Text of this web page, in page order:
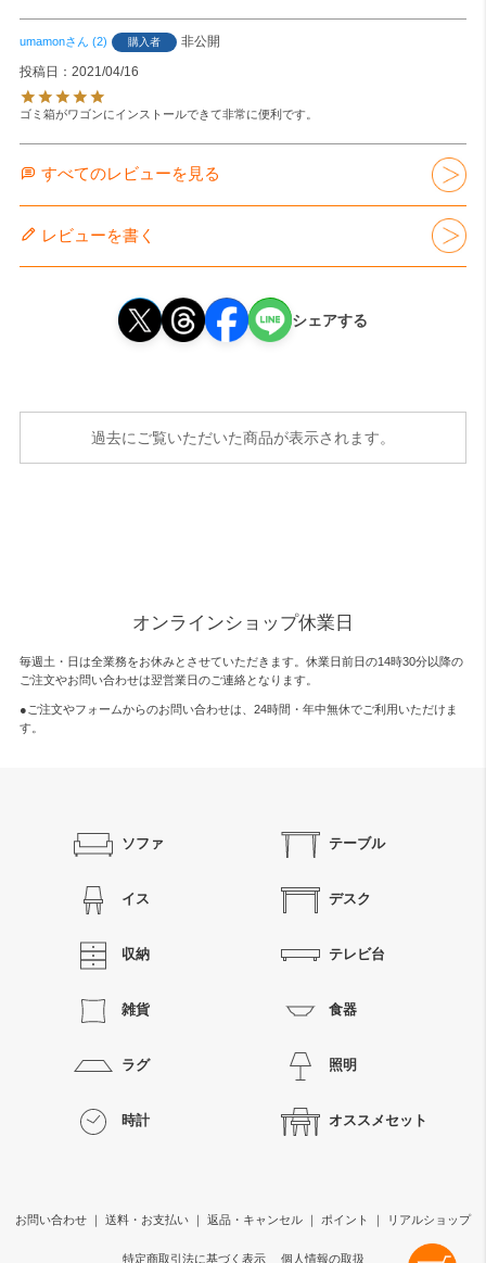
umamon 2 購入者
非公開
投稿日
2021/04/16
ゴミ箱がワゴンにインストールできて非常に便利です。
すべてのレビューを見る
レビューを書く
シェアする
過去にご覧いただいた商品が表示されます。
オンラインショップ休業日
毎週土・日は全業務をお休みとさせていただきます。休業日前日の14時30分以降の
ご注文やお問い合わせは翌営業日のご連絡となります。
●ご注文やフォームからのお問い合わせは、 24時間・年中無休でご利用いただけま
す。
ソファ テーブル
イス デスク
収納 テレビ台
雑貨 食器
ラグ 照明
時計 オススメセット
お問い合わせ 送料・お支払い 返品・キャンセル ポイント リアルショップ
特定商取引法に基づく表示 個人情報の取扱